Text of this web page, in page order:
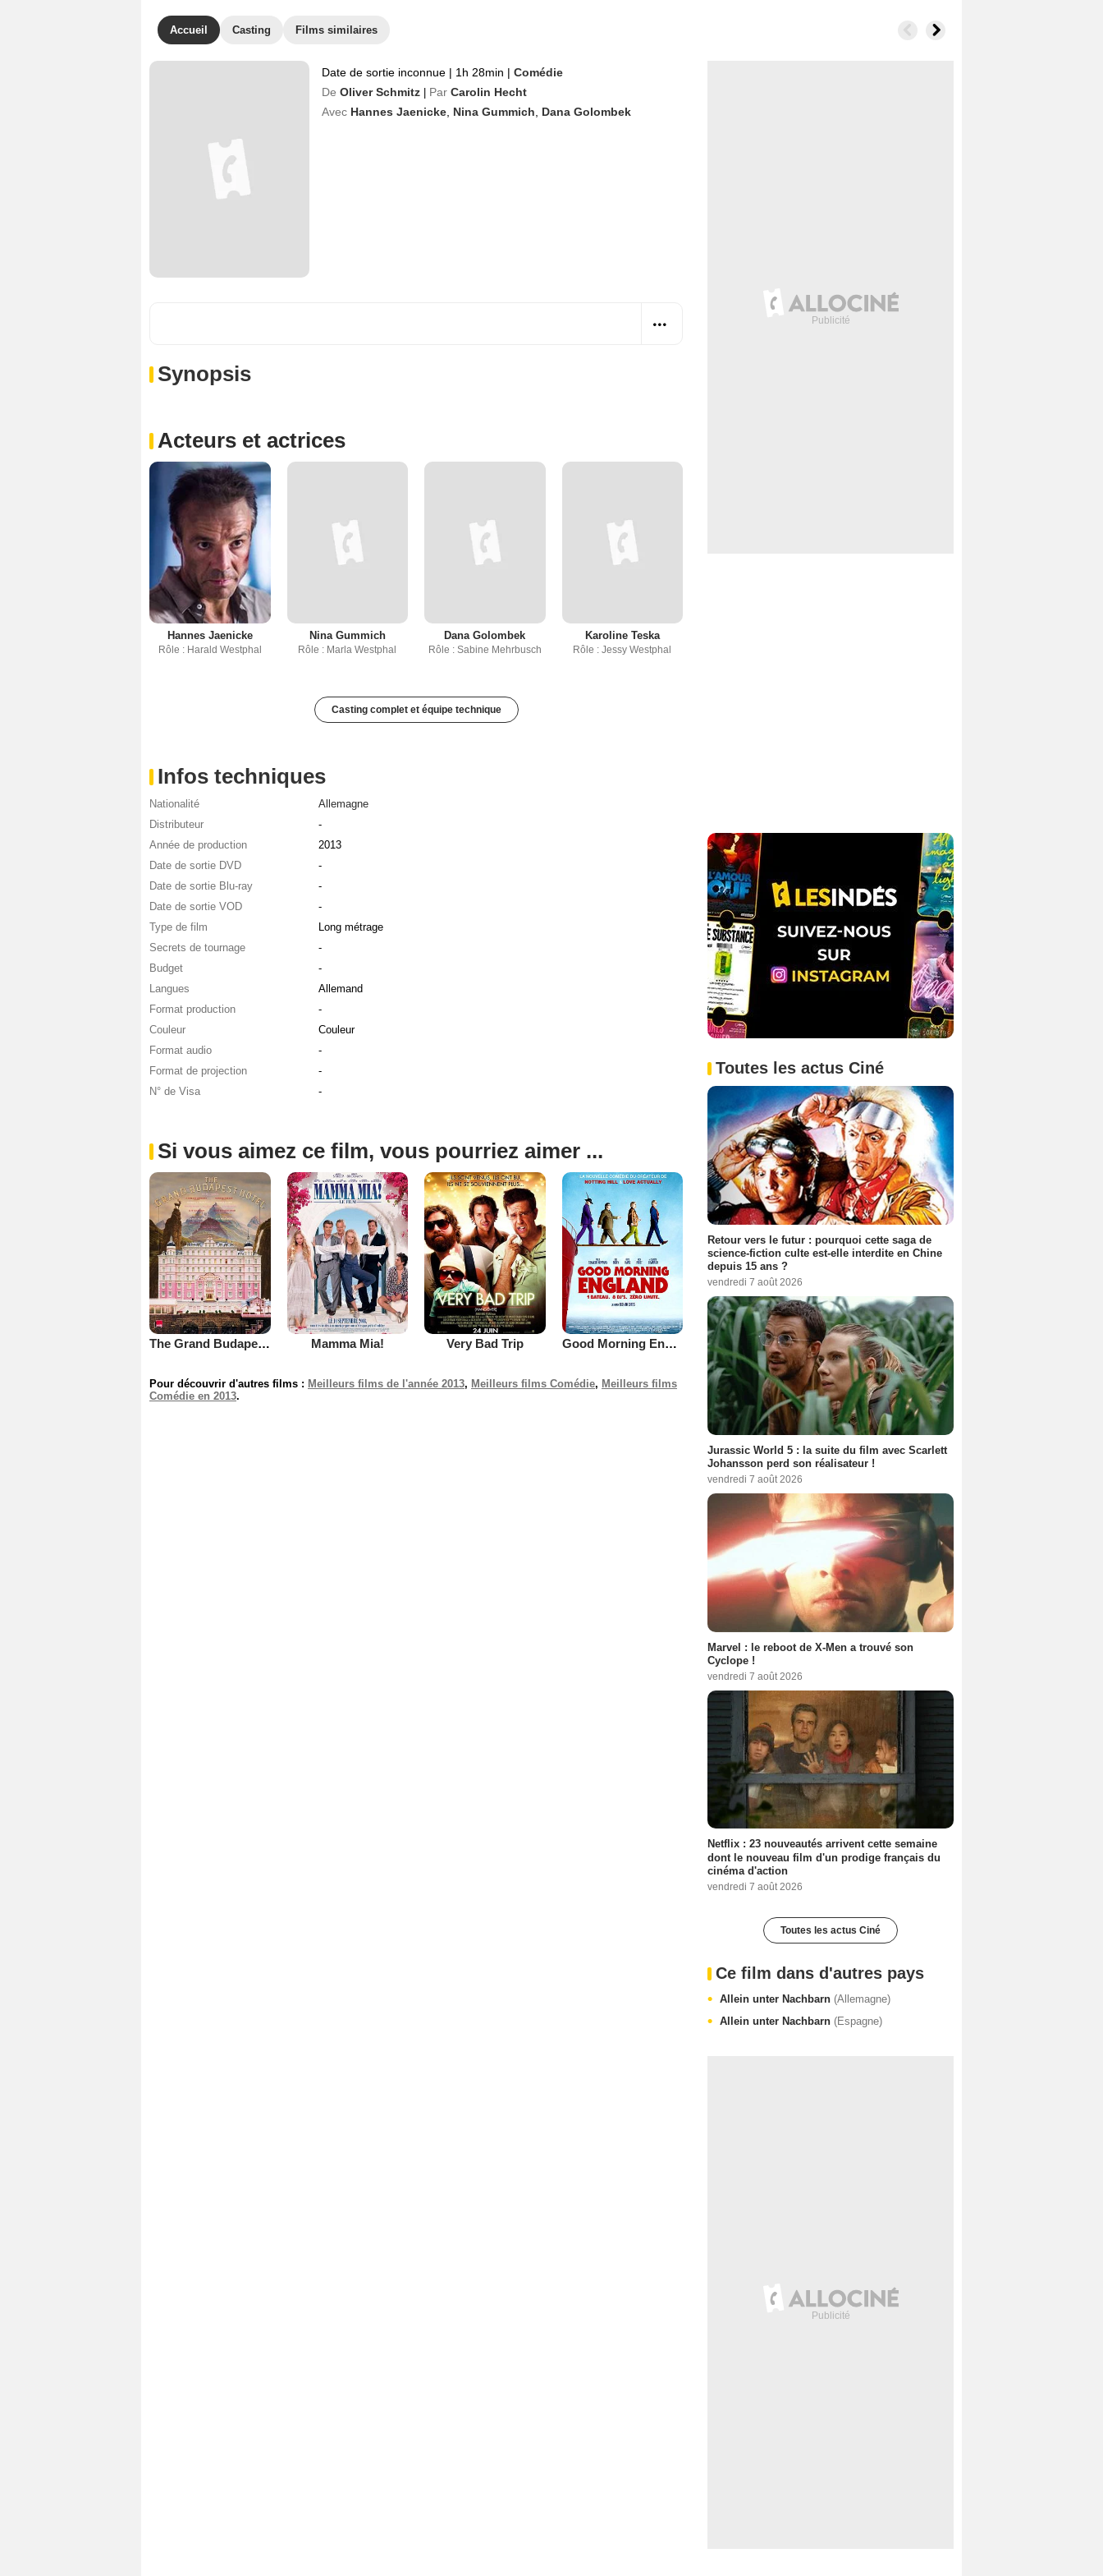
Accueil Casting Films similaires
Date de sortie inconnue | 1h 28min | Comédie
De Oliver Schmitz Par Carolin Hecht
Avec Hannes Jaenicke Nina Gummich Dana Golombek
Synopsis
Acteurs et actrices
Hannes Jaenicke
Rôle : Harald Westphal
Nina Gummich
Rôle : Marla Westphal
Dana Golombek
Rôle : Sabine Mehrbusch
Karoline Teska
Rôle : Jessy Westphal
Casting complet et équipe technique
Infos techniques
Nationalité
Allemagne
Distributeur
-
Année de production
2013
Date de sortie DVD
-
Date de sortie Blu-ray
-
Date de sortie VOD
-
Type de film
Long métrage
Secrets de tournage
-
Budget
-
Langues
Allemand
Format production
-
Couleur
Couleur
Format audio
-
Format de projection
-
N° de Visa
-
Si vous aimez ce film, vous pourriez aimer ...
The Grand Budapest Hotel Mamma Mia! Very Bad Trip Good Morning England
Pour découvrir d'autres films : Meilleurs films de l'année 2013, Meilleurs films Comédie, Meilleurs films
Comédie en 2013.
Toutes les actus Ciné
Retour vers le futur : pourquoi cette saga de
science-fiction culte est-elle interdite en Chine
depuis 15 ans ?
vendredi 7 août 2026
Jurassic World 5 : la suite du film avec Scarlett
Johansson perd son réalisateur !
vendredi 7 août 2026
Marvel : le reboot de X-Men a trouvé son
Cyclope !
vendredi 7 août 2026
Netflix : 23 nouveautés arrivent cette semaine
dont le nouveau film d'un prodige français du
cinéma d'action
vendredi 7 août 2026
Toutes les actus Ciné
Ce film dans d'autres pays
Allein unter Nachbarn (Allemagne)
Allein unter Nachbarn (Espagne)